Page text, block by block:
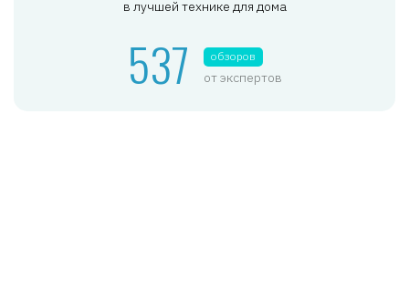
в лучшей технике для дома
537 обзоров
от экспертов